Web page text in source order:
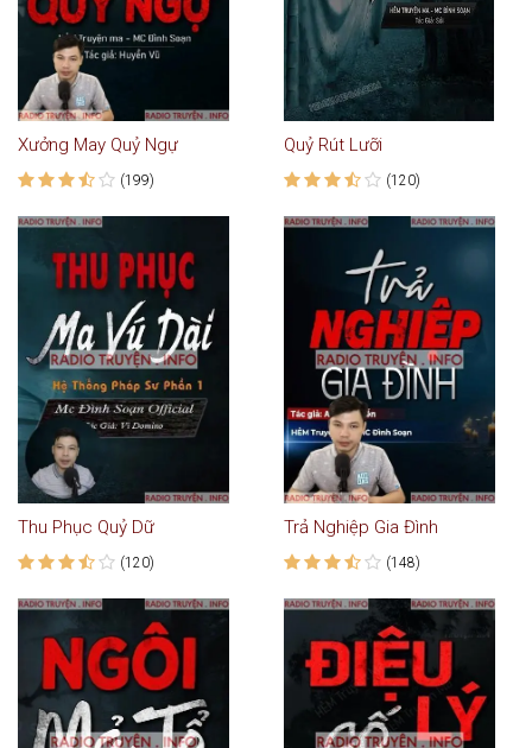
Xưởng May Quỷ Ngự
(199)
Quỷ Rút Lưỡi
(120)
Thu Phục Quỷ Dữ
(120)
Trả Nghiệp Gia Đình
(148)